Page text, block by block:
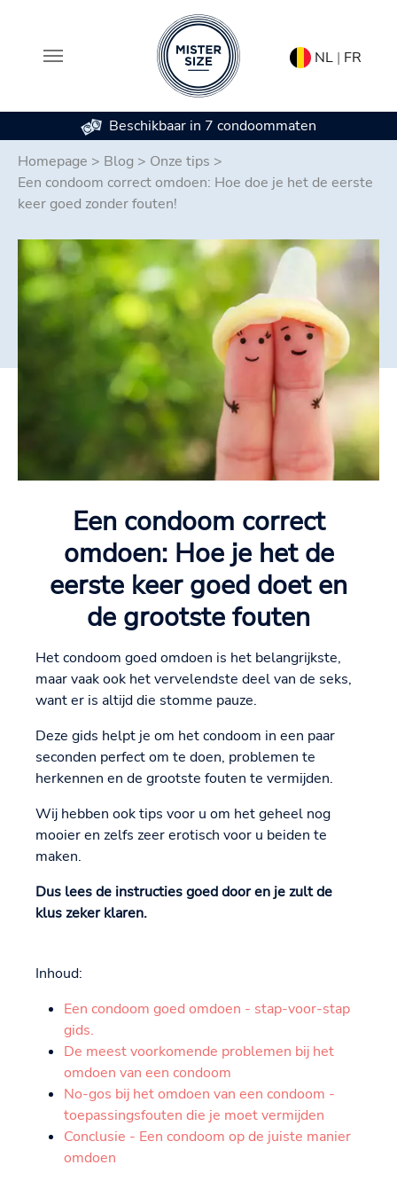
NL | FR
Beschikbaar in 7 condoommaten
Homepage > Blog > Onze tips >
Een condoom correct omdoen: Hoe doe je het de eerste
keer goed zonder fouten!
Een condoom correct
omdoen: Hoe je het de
eerste keer goed doet en
de grootste fouten
Het condoom goed omdoen is het belangrijkste,
maar vaak ook het vervelendste deel van de seks,
want er is altijd die stomme pauze.
Deze gids helpt je om het condoom in een paar
seconden perfect om te doen, problemen te
herkennen en de grootste fouten te vermijden.
Wij hebben ook tips voor u om het geheel nog
mooier en zelfs zeer erotisch voor u beiden te
maken.
Dus lees de instructies goed door en je zult de
klus zeker klaren.
Inhoud:
Een condoom goed omdoen - stap-voor-stap
gids.
De meest voorkomende problemen bij het
omdoen van een condoom
No-gos bij het omdoen van een condoom -
toepassingsfouten die je moet vermijden
Conclusie - Een condoom op de juiste manier
omdoen